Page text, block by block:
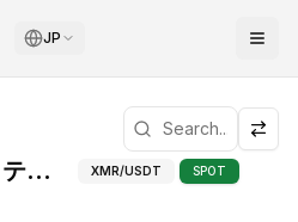
JP
引されています. RSI指標は
モネロ（XMR）テクニカル指標 モネロ（
XMR/USDT SPOT